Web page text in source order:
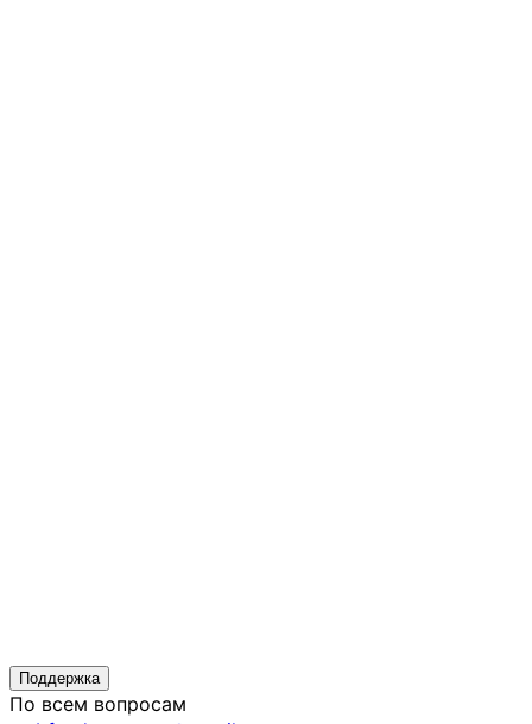
Поддержка
По всем вопросам